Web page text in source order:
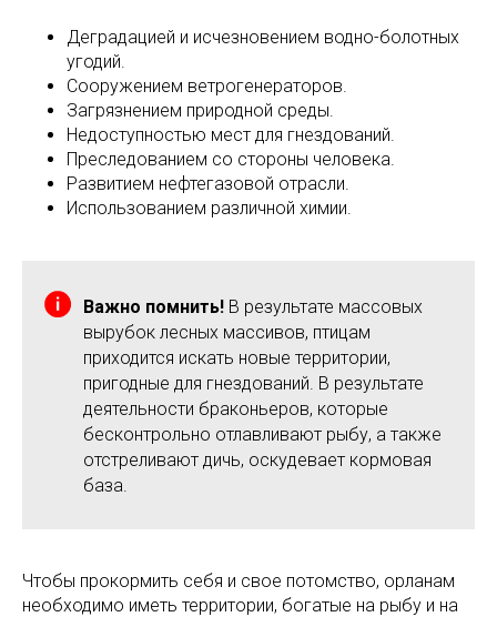
Деградацией и исчезновением водно-болотных
угодий.
Сооружением ветрогенераторов.
Загрязнением природной среды.
Недоступностью мест для гнездований.
Преследованием со стороны человека.
Развитием нефтегазовой отрасли.
Использованием различной химии.
Важно помнить! В результате массовых
вырубок лесных массивов, птицам
приходится искать новые территории,
пригодные для гнездований. В результате
деятельности браконьеров, которые
бесконтрольно отлавливают рыбу, а также
отстреливают дичь, оскудевает кормовая
база.
Чтобы прокормить себя и свое потомство, орланам
необходимо иметь территории, богатые на рыбу и на